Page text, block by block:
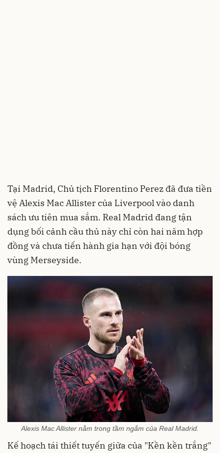
Tại Madrid, Chủ tịch Florentino Perez đã đưa tiền
vệ Alexis Mac Allister của Liverpool vào danh
sách ưu tiên mua sắm. Real Madrid đang tận
dụng bối cảnh cầu thủ này chỉ còn hai năm hợp
đồng và chưa tiến hành gia hạn với đội bóng
vùng Merseyside.
Alexis Mac Allister nằm trong tầm ngắm của Real Madrid.
Kế hoạch tái thiết tuyến giữa của "Kền kền trắng"